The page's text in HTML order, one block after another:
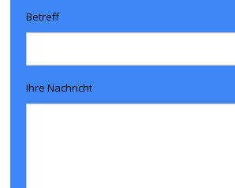
Betreff
Ihre Nachricht